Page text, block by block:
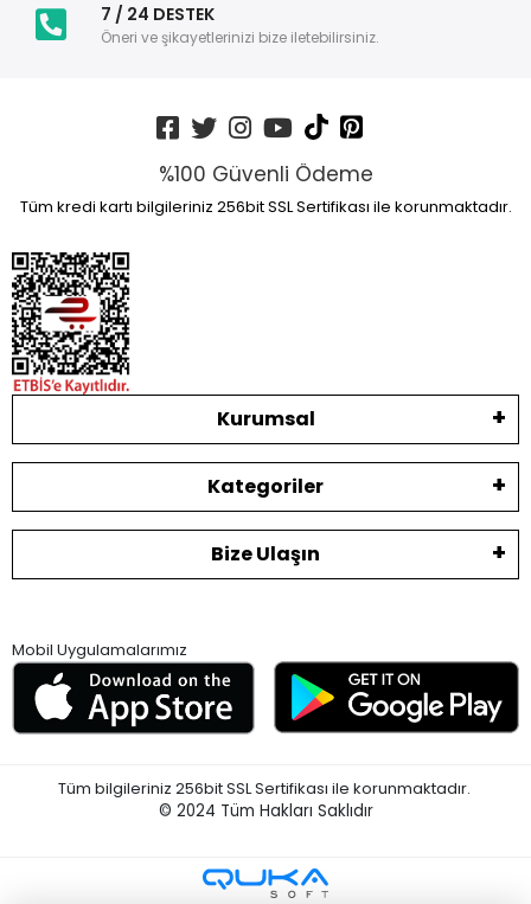
7 / 24 DESTEK
Öneri ve şikayetlerinizi bize iletebilirsiniz.
%100 Güvenli Ödeme
Tüm kredi kartı bilgileriniz 256bit SSL Sertifikası ile korunmaktadır.
Kurumsal
Kategoriler
Bize Ulaşın
Mobil Uygulamalarımız
Tüm bilgileriniz 256bit SSL Sertifikası ile korunmaktadır.
© 2024 Tüm Hakları Saklıdır